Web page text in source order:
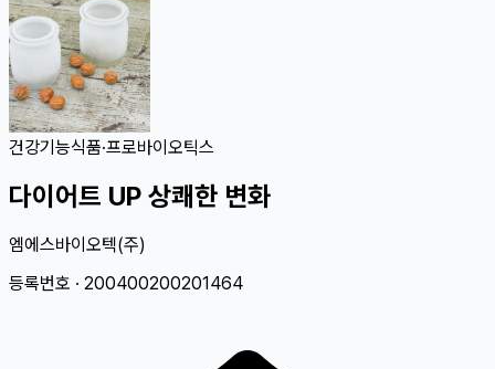
건강기능식품·프로바이오틱스
다이어트 UP 상쾌한 변화
엠에스바이오텍(주)
등록번호 · 200400200201464